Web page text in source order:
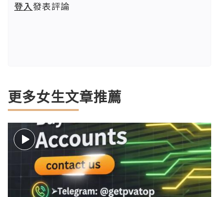
登入發表評論
更多女生文章推薦